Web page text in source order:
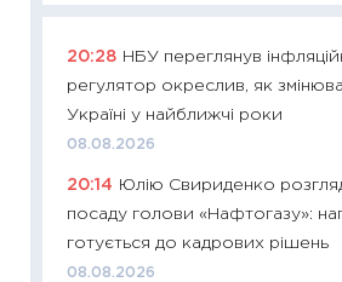
20:28 НБУ переглянув
регулятор окреслив, як
Україні у найближчі роки
08.08.2026
20:14
Юлію Свириденко
посаду голови «Нафтогазу»:
готується до кадрових рішень
08.08.2026